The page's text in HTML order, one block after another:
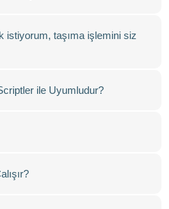
istiyorum, taşıma işlemini siz
ile Uyumludur?